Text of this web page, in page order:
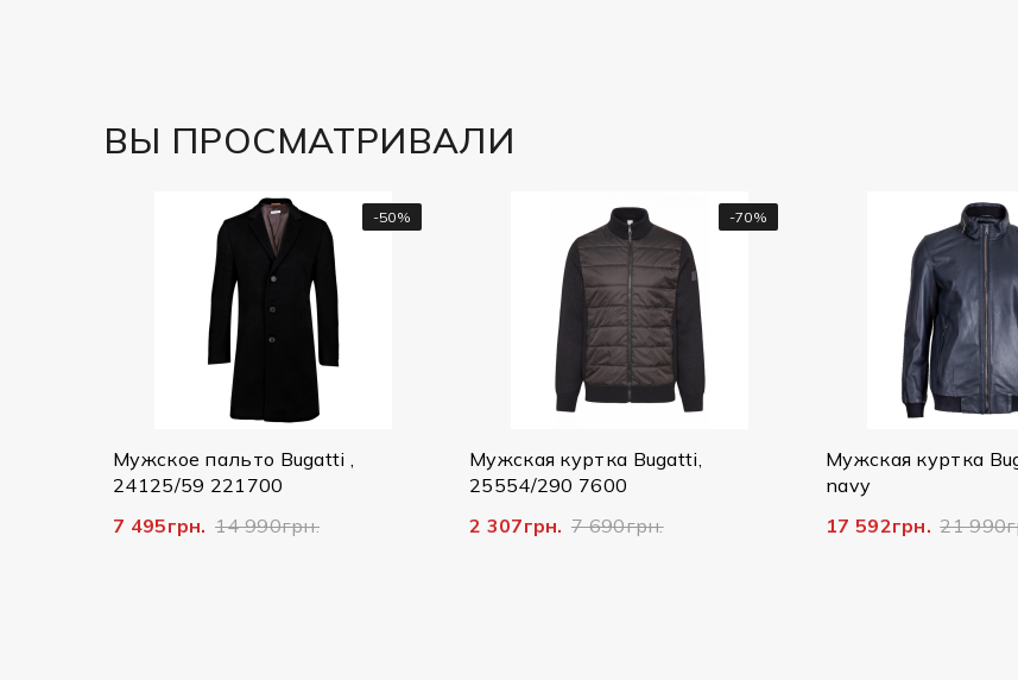
ВЫ ПРОСМАТРИВАЛИ
-50%
Мужское пальто Bugatti ,
24125/59 221700
7 495грн.
14 990грн.
-70%
Мужская куртка Bugatti,
25554/290 7600
2 307грн.
7 690грн.
Мужская куртка
navy
17 592грн.
21